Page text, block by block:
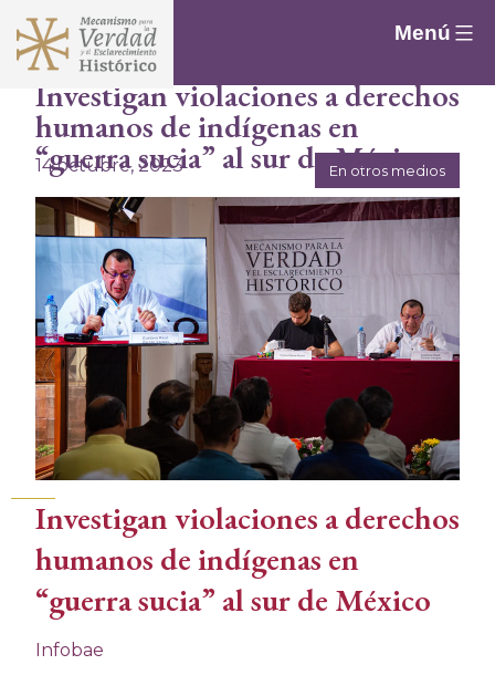
Menú
Investigan violaciones a derechos
humanos de indígenas en
“guerra sucia” al sur de México
En otros medios
14 octubre, 2023
Investigan violaciones a derechos
humanos de indígenas en
“guerra sucia” al sur de México
Infobae